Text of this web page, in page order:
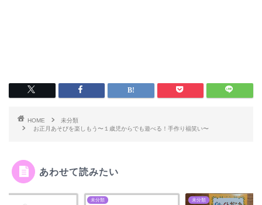
HOME
未分類
お正月あそびを楽しもう〜１歳児からでも遊べる！手作り福笑い〜
あわせて読みたい
未分類 未分類